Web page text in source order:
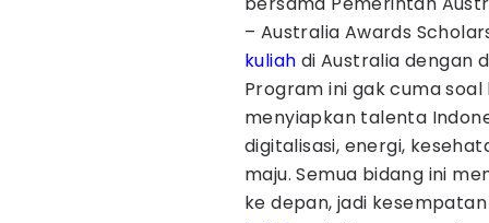
– Australia Awards
kuliah di Australia dengan
Program ini gak cuma
menyiapkan talenta
digitalisasi, energi,
maju. Semua bidang ini
ke depan, jadi